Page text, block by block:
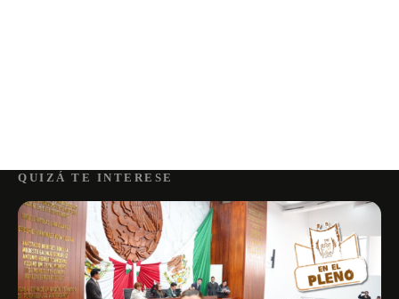
QUIZÁ TE INTERESE